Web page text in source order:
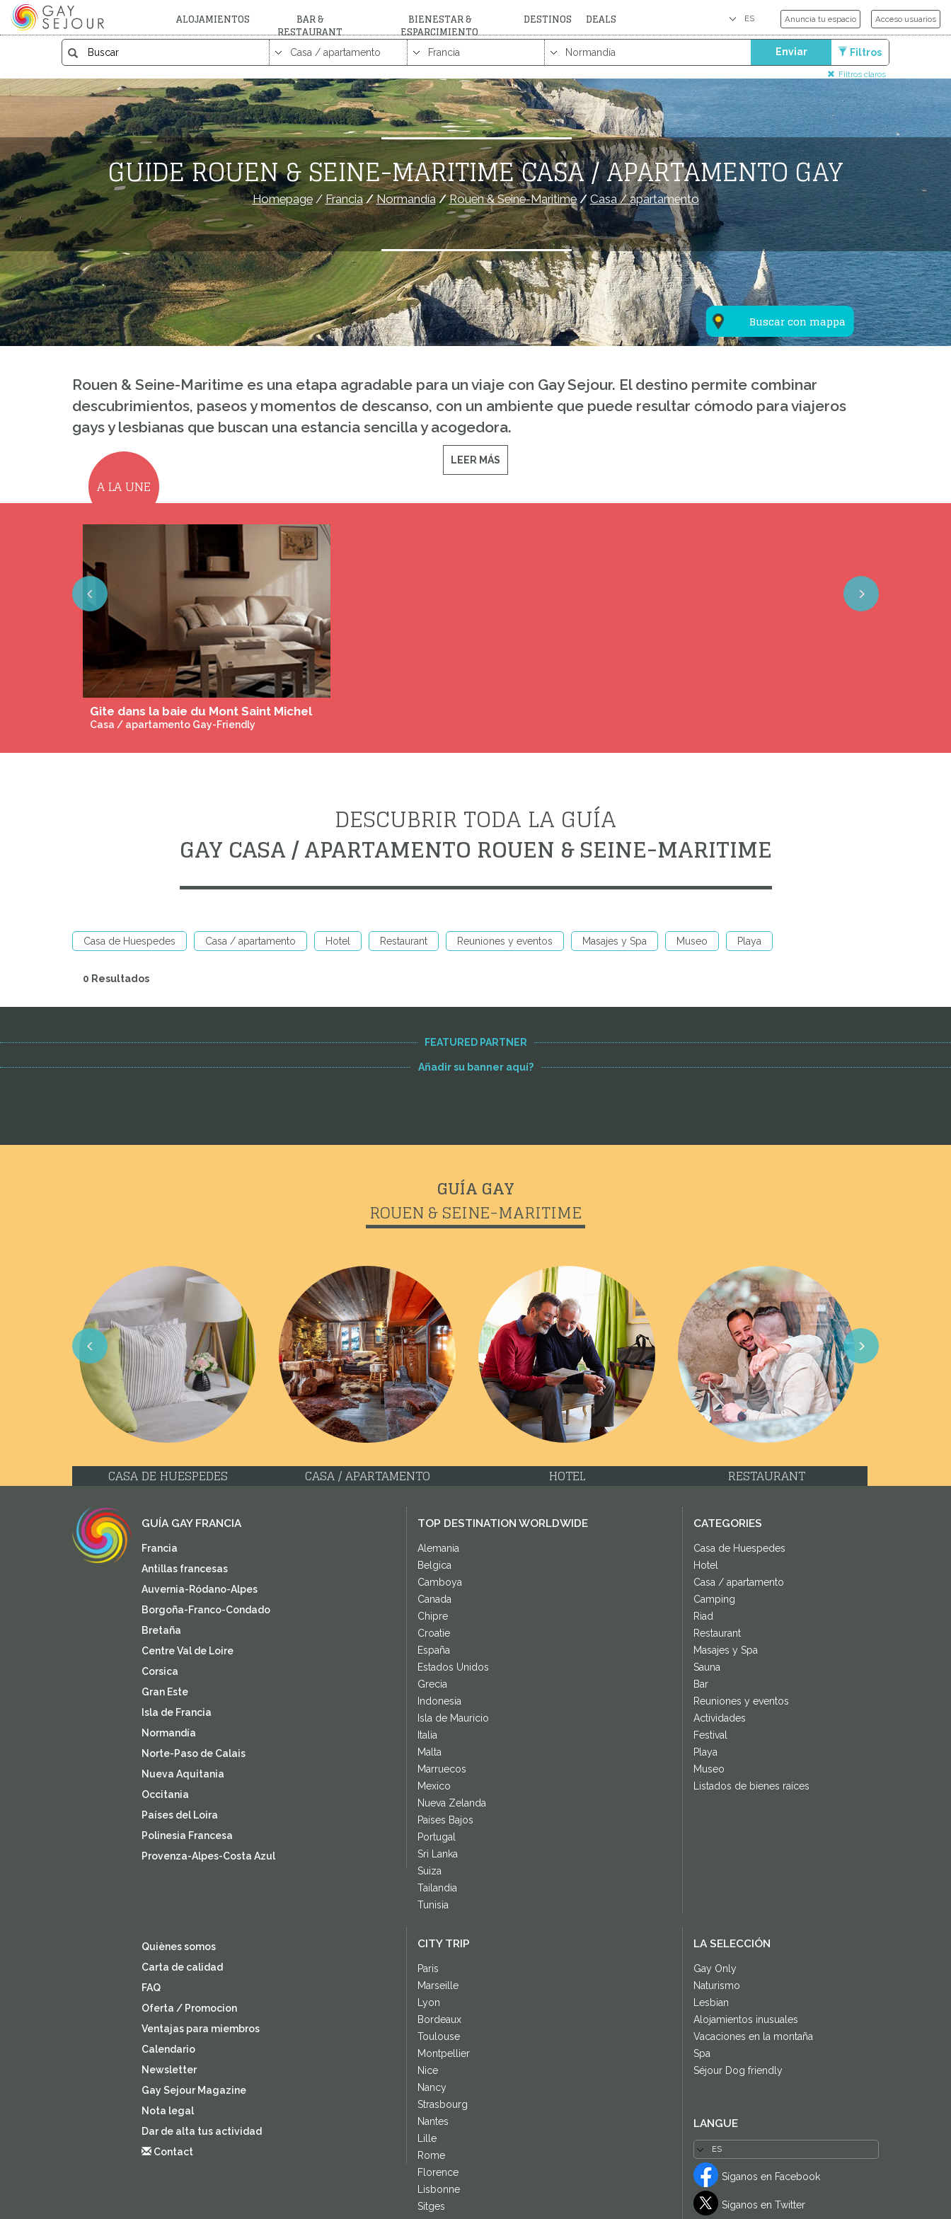
ALOJAMIENTOS BAR &
RESTAURANT
BIENESTAR &
ESPARCIMIENTO
DESTINOS DEALS Anuncia tu espacio Acceso usuarios
Enviar Filtros
Filtros claros
Buscar con mappa
GUIDE ROUEN & SEINE-MARITIME CASA / APARTAMENTO GAY
Homepage/ Francia/Normandía/Rouen & Seine-Maritime/Casa / apartamento
Rouen & Seine-Maritime es una etapa agradable para un viaje con Gay Sejour. El destino permite combinar
descubrimientos, paseos y momentos de descanso, con un ambiente que puede resultar cómodo para viajeros
gays y lesbianas que buscan una estancia sencilla y acogedora.
LEER MÁS
A LA UNE
Previous
Gite dans la baie du Mont Saint Michel
Casa / apartamento Gay-Friendly
DESCUBRIR TODA LA GUÍA
GAY CASA / APARTAMENTO ROUEN & SEINE-MARITIME
Casa de Huespedes Casa / apartamento Hotel Restaurant Reuniones y eventos Masajes y Spa Museo Playa
0 Resultados
FEATURED PARTNER
Añadir su banner aquí?
GUÍA GAY
ROUEN & SEINE-MARITIME
Previous Next
CASA DE HUESPEDES CASA / APARTAMENTO HOTEL RESTAURANT
GUÍA GAY FRANCIA
Francia
Antillas francesas
Auvernia-Ródano-Alpes
Borgoña-Franco-Condado
Bretaña
Centre Val de Loire
Corsica
Gran Este
Isla de Francia
Normandía
Norte-Paso de Calais
Nueva Aquitania
Occitania
Países del Loira
Polinesia Francesa
Provenza-Alpes-Costa Azul
TOP DESTINATION WORLDWIDE
Alemania
Belgica
Camboya
Canada
Chipre
Croatie
España
Estados Unidos
Grecia
Indonesia
Isla de Mauricio
Italia
Malta
Marruecos
Mexico
Nueva Zelanda
Países Bajos
Portugal
Sri Lanka
Suiza
Tailandia
Tunisia
CATEGORIES
Casa de Huespedes
Hotel
Casa / apartamento
Camping
Riad
Restaurant
Masajes y Spa
Sauna
Bar
Reuniones y eventos
Actividades
Festival
Playa
Museo
Listados de bienes raíces
Quiènes somos
Carta de calidad
FAQ
Oferta / Promocion
Ventajas para miembros
Calendario
Newsletter
Gay Sejour Magazine
Nota legal
Dar de alta tus actividad
Contact
CITY TRIP
Paris
Marseille
Lyon
Bordeaux
Toulouse
Montpellier
Nice
Nancy
Strasbourg
Nantes
Lille
Rome
Florence
Lisbonne
Sitges
LA SELECCIÓN
Gay Only
Naturismo
Lesbian
Alojamientos inusuales
Vacaciones en la montaña
Spa
Séjour Dog friendly
LANGUE
Síganos en Facebook
Síganos en Twitter